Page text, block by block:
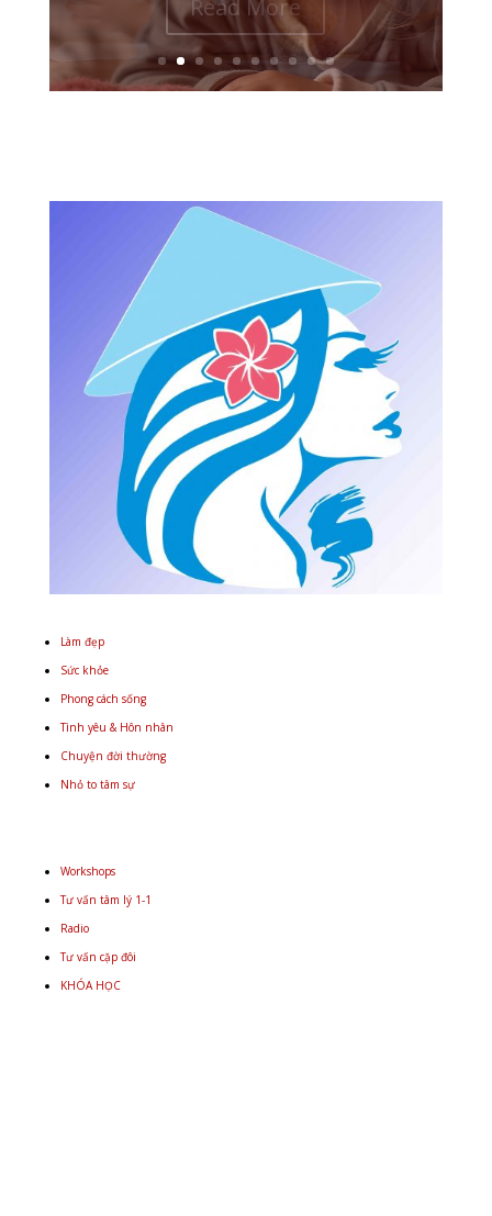
Read More
Làm đẹp
Sức khỏe
Phong cách sống
Tình yêu & Hôn nhân
Chuyện đời thường
Nhỏ to tâm sự
Workshops
Tư vấn tâm lý 1-1
Radio
Tư vấn cặp đôi
KHÓA HỌC